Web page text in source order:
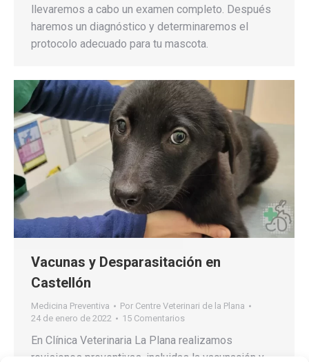
llevaremos a cabo un examen completo. Después
haremos un diagnóstico y determinaremos el
protocolo adecuado para tu mascota.
Vacunas y Desparasitación en
Castellón
Medicina Preventiva Por Centre Veterinari de la Plana
24 de enero de 2022
15 Comentarios
En Clínica Veterinaria La Plana realizamos
revisiones preventivas, incluidas la vacunación y